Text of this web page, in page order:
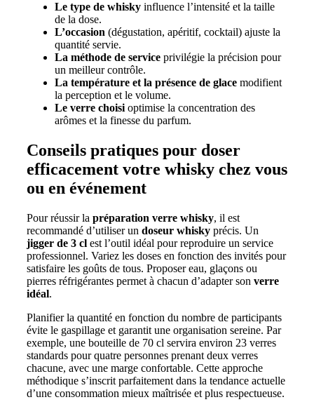
Le type de whisky influence l’intensité et la taille
de la dose.
L’occasion (dégustation, apéritif, cocktail) ajuste la
quantité servie.
La méthode de service privilégie la précision pour
un meilleur contrôle.
La température et la présence de glace modifient
la perception et le volume.
Le verre choisi optimise la concentration des
arômes et la finesse du parfum.
Conseils pratiques pour doser
efficacement votre whisky chez vous
ou en événement
Pour réussir la préparation verre whisky, il est
recommandé d’utiliser un doseur whisky précis. Un
jigger de 3 cl est l’outil idéal pour reproduire un service
professionnel. Variez les doses en fonction des invités pour
satisfaire les goûts de tous. Proposer eau, glaçons ou
pierres réfrigérantes permet à chacun d’adapter son verre
idéal.
Planifier la quantité en fonction du nombre de participants
évite le gaspillage et garantit une organisation sereine. Par
exemple, une bouteille de 70 cl servira environ 23 verres
standards pour quatre personnes prenant deux verres
chacune, avec une marge confortable. Cette approche
méthodique s’inscrit parfaitement dans la tendance actuelle
d’une consommation mieux maîtrisée et plus respectueuse.